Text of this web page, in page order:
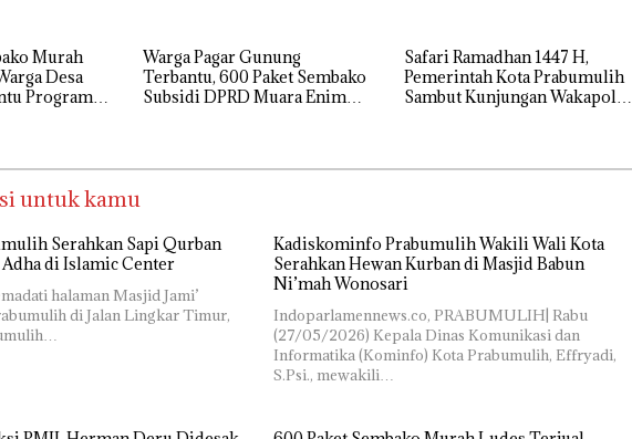
Murah
Desa
Program
Warga Pagar Gunung
Terbantu, 600 Paket Sembako
Subsidi DPRD Muara Enim
Safari Ramadhan 1447 H,
Pemerintah Kota Prabumulih
Sambut Kunjungan Wakapolda
untuk kamu
Serahkan Sapi Qurban
di Islamic Center
halaman Masjid Jami’
di Jalan Lingkar Timur,
Kadiskominfo Prabumulih Wakili Wali Kota
Serahkan Hewan Kurban di Masjid Babun
Ni’mah Wonosari
Indoparlamennews.co, PRABUMULIH| Rabu
(27/05/2026) Kepala Dinas Komunikasi dan
Informatika (Kominfo) Kota Prabumulih, Effryadi,
S.Psi., mewakili…